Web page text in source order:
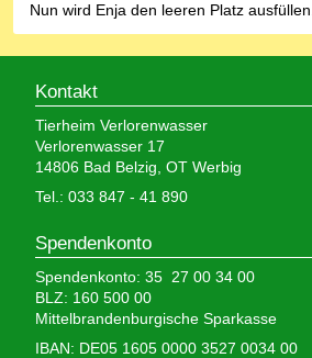
Nun wird Enja den leeren Platz ausfüllen.
Kontakt
Tierheim Verlorenwasser
Verlorenwasser 17
14806 Bad Belzig, OT Werbig
Tel.: 033 847 - 41 890
Spendenkonto
Spendenkonto: 35 27 00 34 00
BLZ: 160 500 00
Mittelbrandenburgische Sparkasse
IBAN: DE05 1605 0000 3527 0034 00